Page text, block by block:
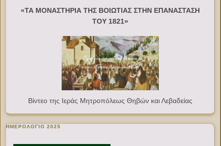
«ΤΑ ΜΟΝΑΣΤΗΡΙΑ ΤΗΣ ΒΟΙΩΤΙΑΣ ΣΤΗΝ ΕΠΑΝΑΣΤΑΣΗ
ΤΟΥ 1821»
Βίντεο της Ιεράς Μητροπόλεως Θηβών και Λεβαδείας
ΗΜΕΡΟΛΟΓΙΟ 2025